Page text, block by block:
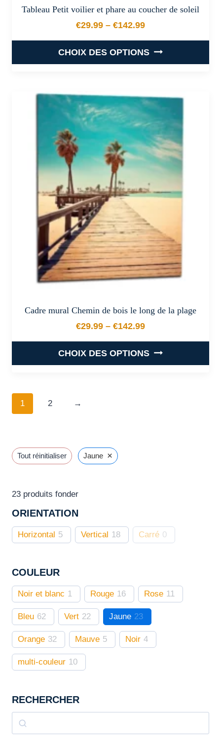
Tableau Petit voilier et phare au coucher de soleil
€29.99 – €142.99
Plage de prix : €29.99 à
CHOIX DES OPTIONS
a
plusieurs
variations.
Les
options
peuvent
être
choisies
page
du
produit
Cadre mural Chemin de bois le long de la plage
€29.99 – €142.99
Plage de prix : €29.99 à
CHOIX DES OPTIONS
options
peuvent
page
du
1 2 →
Tout réinitialiser Jaune ×
23 produits fonder
ORIENTATION
Horizontal 5 Vertical 18 Carré 0
COULEUR
Noir et blanc 1 Rouge 16 Rose 11
Bleu 62 Vert 22 Jaune 23
Orange 32 Mauve 5 Noir 4
multi-couleur 10
RECHERCHER
Rechercher